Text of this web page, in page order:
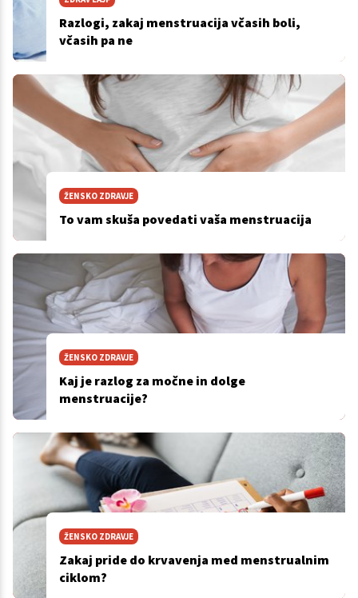
Razlogi, zakaj menstruacija včasih boli,
včasih pa ne
ŽENSKO ZDRAVJE
To vam skuša povedati vaša menstruacija
ŽENSKO ZDRAVJE
Kaj je razlog za močne in dolge
menstruacije?
ŽENSKO ZDRAVJE
Zakaj pride do krvavenja med menstrualnim
ciklom?